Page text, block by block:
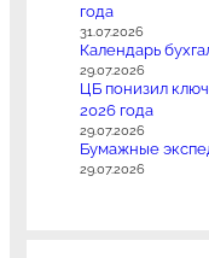
года
31.07.2026
Календарь
29.07.2026
ЦБ понизил
2026 года
29.07.2026
Бумажные
29.07.2026